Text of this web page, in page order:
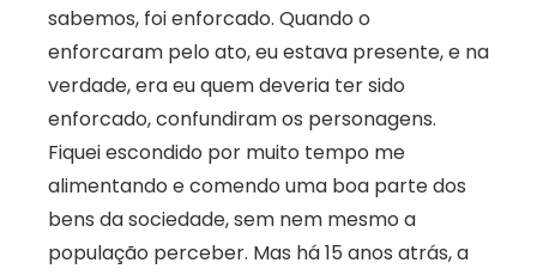
sabemos, foi enforcado. Quando o
enforcaram pelo ato, eu estava presente, e na
verdade, era eu quem deveria ter sido
enforcado, confundiram os personagens.
Fiquei escondido por muito tempo me
alimentando e comendo uma boa parte dos
bens da sociedade, sem nem mesmo a
população perceber. Mas há 15 anos atrás, a